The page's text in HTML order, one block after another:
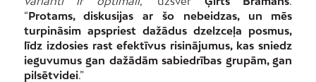
“Protams, diskusijas ar šo nebeidzas, un mēs
turpināsim apspriest dažādus dzelzceļa posmus,
līdz izdosies rast efektīvus risinājumus, kas sniedz
ieguvumus gan dažādām sabiedrības grupām, gan
pilsētvidei.”